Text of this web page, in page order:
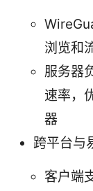
浏览和
服务器
速率，
器
跨平台与
客户端